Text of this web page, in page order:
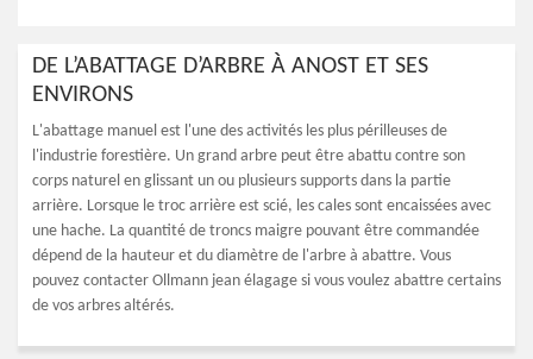
DE L’ABATTAGE D’ARBRE À ANOST ET SES
ENVIRONS
L'abattage manuel est l'une des activités les plus périlleuses de
l'industrie forestière. Un grand arbre peut être abattu contre son
corps naturel en glissant un ou plusieurs supports dans la partie
arrière. Lorsque le troc arrière est scié, les cales sont encaissées avec
une hache. La quantité de troncs maigre pouvant être commandée
dépend de la hauteur et du diamètre de l'arbre à abattre. Vous
pouvez contacter Ollmann jean élagage si vous voulez abattre certains
de vos arbres altérés.